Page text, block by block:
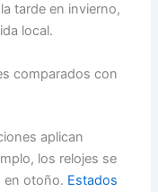
tarde en invierno,
local.
comparados con
aplican
los relojes se
en otoño. Estados